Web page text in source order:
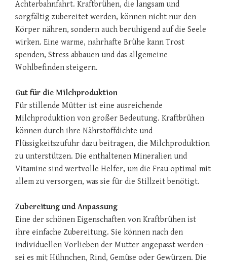
Achterbahnfahrt. Kraftbrühen, die langsam und
sorgfältig zubereitet werden, können nicht nur den
Körper nähren, sondern auch beruhigend auf die Seele
wirken. Eine warme, nahrhafte Brühe kann Trost
spenden, Stress abbauen und das allgemeine
Wohlbefinden steigern.
Gut für die Milchproduktion
Für stillende Mütter ist eine ausreichende
Milchproduktion von großer Bedeutung. Kraftbrühen
können durch ihre Nährstoffdichte und
Flüssigkeitszufuhr dazu beitragen, die Milchproduktion
zu unterstützen. Die enthaltenen Mineralien und
Vitamine sind wertvolle Helfer, um die Frau optimal mit
allem zu versorgen, was sie für die Stillzeit benötigt.
Zubereitung und Anpassung
Eine der schönen Eigenschaften von Kraftbrühen ist
ihre einfache Zubereitung. Sie können nach den
individuellen Vorlieben der Mutter angepasst werden –
sei es mit Hühnchen, Rind, Gemüse oder Gewürzen. Die